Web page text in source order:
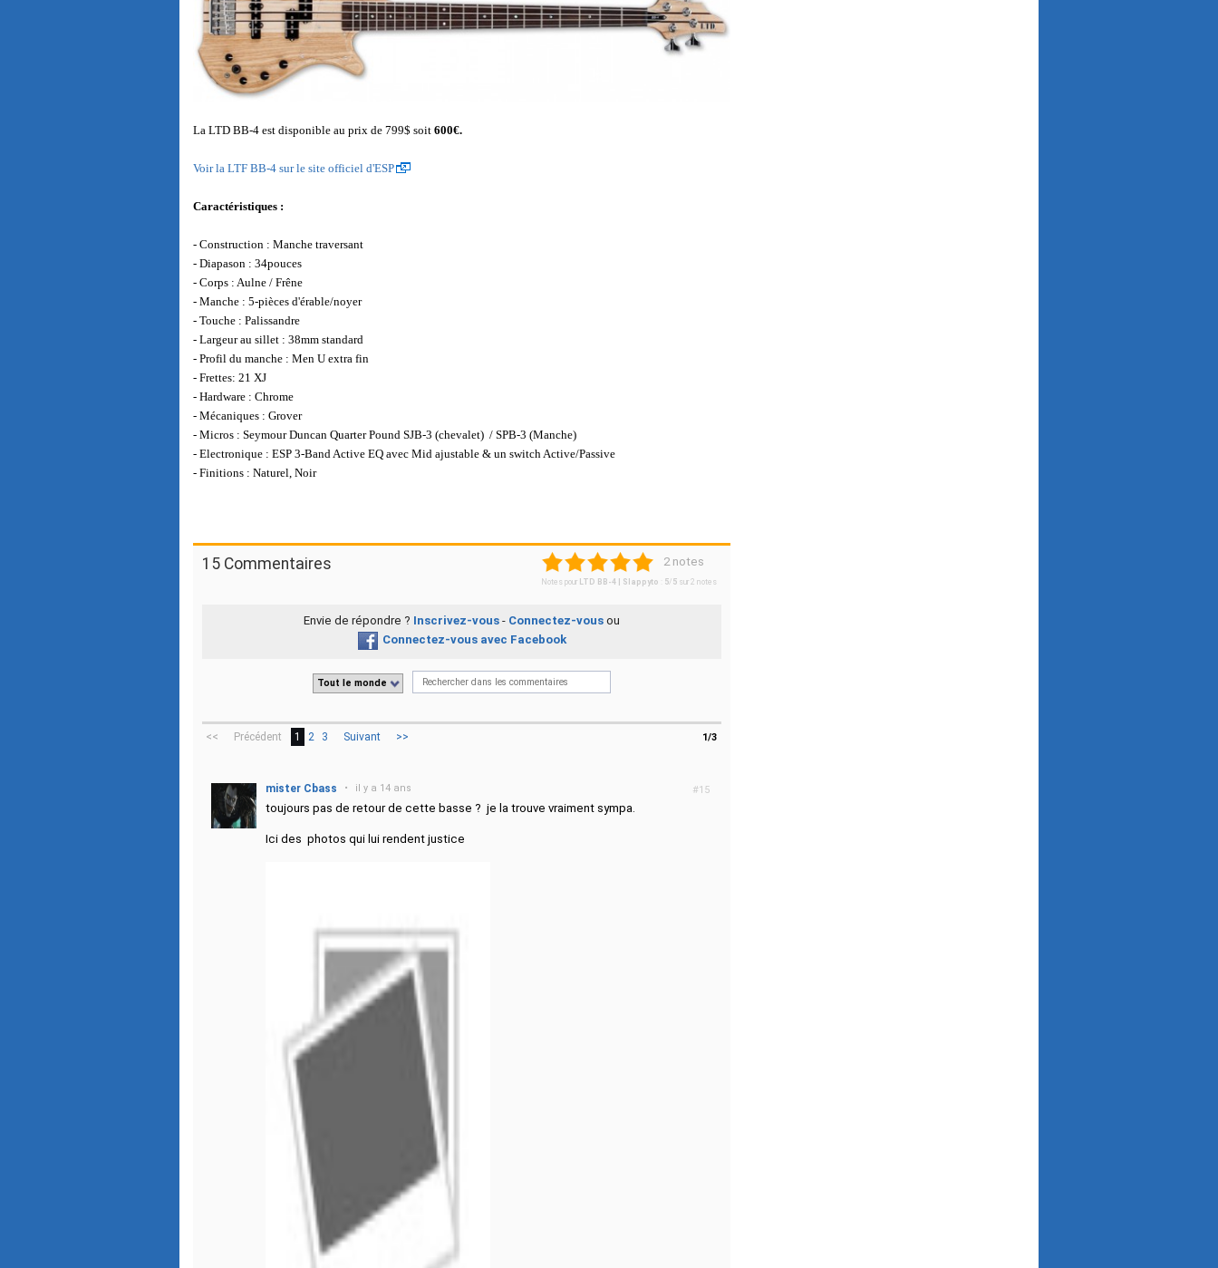
La LTD BB-4 est disponible au prix de 799$ soit 600€.
Voir la LTF BB-4 sur le site officiel d'ESP
Caractéristiques :
- Construction : Manche traversant
- Diapason : 34pouces
- Corps : Aulne / Frêne
- Manche : 5-pièces d'érable/noyer
- Touche : Palissandre
- Largeur au sillet : 38mm standard
- Profil du manche : Men U extra fin
- Frettes: 21 XJ
- Hardware : Chrome
- Mécaniques : Grover
- Micros : Seymour Duncan Quarter Pound SJB-3 (chevalet) / SPB-3 (Manche)
- Electronique : ESP 3-Band Active EQ avec Mid ajustable & un switch Active/Passive
- Finitions : Naturel, Noir
15 Commentaires 2 notes
Notes pour LTD BB-4 | Slappyto 5/ 5 sur 2 notes
Envie de répondre ? Inscrivez-vous - Connectez-vous ou
Connectez-vous avec Facebook
Tout le monde
1/3
<< Précédent 1 2 3 Suivant >>
#15
mister Cbass • il y a 14 ans
toujours pas de retour de cette basse ? je la trouve vraiment sympa.
Ici des photos qui lui rendent justice